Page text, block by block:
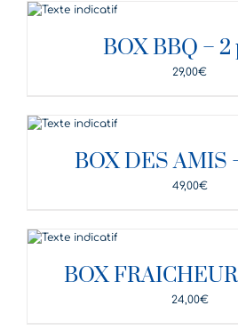
DÉTAILS
BOX BBQ – 2
29,00€
DÉTAILS
BOX DES AMIS
49,00€
DÉTAILS
BOX
24,00€